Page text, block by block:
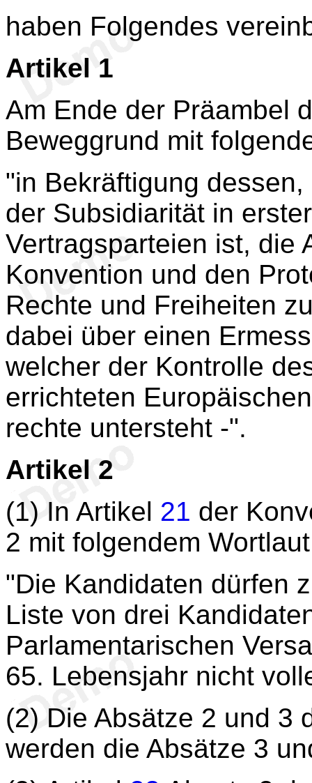
haben Folgendes
Artikel 1
Am Ende der Präambel
Beweggrund mit
"in Bekräftigung
der Subsidiarität in
Vertragsparteien ist, die
Konvention und den
Rechte und Freiheiten
dabei über einen
welcher der Kontrolle
errichteten
rechte untersteht -".
Artikel 2
(1) In Artikel 21 der
2 mit folgendem
"Die Kandidaten dürfen
Liste von drei
Parlamentarischen
65. Lebensjahr nicht
(2) Die Absätze 2 und 3
werden die Absätze 3